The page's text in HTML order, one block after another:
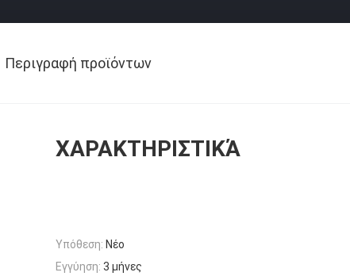
Περιγραφή προϊόντων
ΧΑΡΑΚΤΗΡΙΣΤΙΚΆ
Υπόθεση: Νέο
Εγγύηση: 3 μήνες